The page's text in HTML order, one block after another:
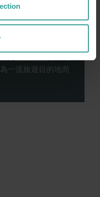
澳州傳統監護人，
我們讚揚西澳洲州
重他們與Country、
承認並感謝第一民
一流旅遊目的地而